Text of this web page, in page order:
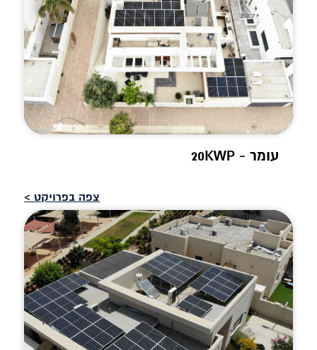
עומר - 20KWP
צפה בפרויקט >